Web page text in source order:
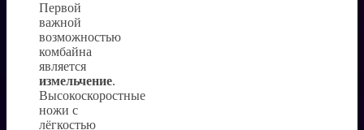
Первой
важной
возможностью
комбайна
является
измельчение.
Высокоскоростные
ножи с
лёгкостью